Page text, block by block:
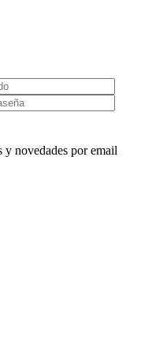
novedades por email